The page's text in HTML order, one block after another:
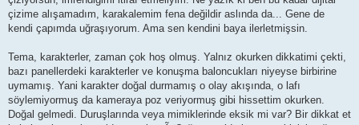
çizime alışamadım, karakalemim fena değildir aslında da... Gene de
kendi çapımda uğraşıyorum. Ama sen kendini baya ilerletmişsin.
Tema, karakterler, zaman çok hoş olmuş. Yalnız okurken dikkatimi çekti,
bazı panellerdeki karakterler ve konuşma baloncukları niyeyse birbirine
uymamış. Yani karakter doğal durmamış o olay akışında, o lafı
söylemiyormuş da kameraya poz veriyormuş gibi hissettim okurken.
Doğal gelmedi. Duruşlarında veya mimiklerinde eksik mi var? Bir dikkat et